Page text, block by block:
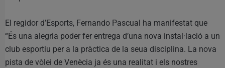
El regidor d’Esports, Fernando Pascual ha manifestat que
“És una alegria poder fer entrega d’una nova instal·lació a un
club esportiu per a la pràctica de la seua disciplina. La nova
pista de vòlei de Venècia ja és una realitat i els nostres